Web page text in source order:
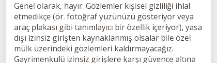
Genel olarak, hayır. Gözlemler kişisel gizliliği ihlal
etmedikçe (ör. fotoğraf yüzünüzü gösteriyor veya
araç plakası gibi tanımlayıcı bir özellik içeriyor), yasa
dışı izinsiz girişten kaynaklanmış olsalar bile özel
mülk üzerindeki gözlemleri kaldırmayacağız.
Gayrimenkulü izinsiz girişlere karşı güvence altına